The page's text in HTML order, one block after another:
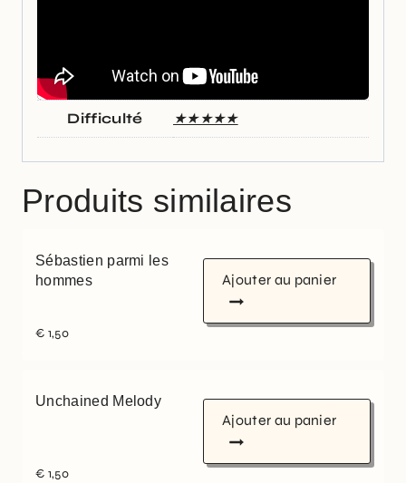
Difficulté ★★★★★
Produits similaires
Sébastien parmi les
hommes
€ 1,50
Ajouter au panier
Unchained Melody
€ 1,50
Ajouter au panier